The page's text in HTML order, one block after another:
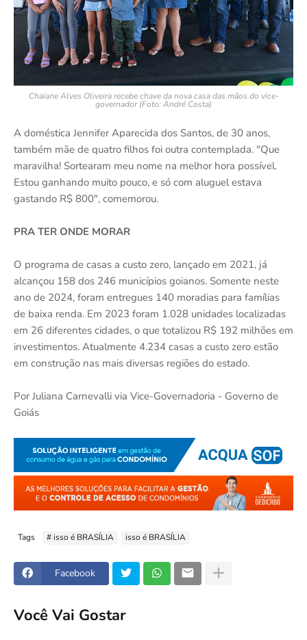
Chaiane Alves Oliveira recebe chave da nova casa das mãos do vice-
governador (Foto: André Costa)
A doméstica Jennifer Aparecida dos Santos, de 30 anos,
também mãe de quatro filhos foi outra contemplada. "Que
maravilha! Sortearam meu nome na melhor hora possível.
Estou ganhando muito pouco, e só com aluguel estava
gastando R$ 800", comemorou.
PRA TER ONDE MORAR
O programa de casas a custo zero, lançado em 2021, já
alcançou 158 dos 246 municípios goianos. Somente neste
ano de 2024, foram entregues 140 moradias para famílias
de baixa renda. Em 2023 foram 1.028 unidades localizadas
em 26 diferentes cidades, o que totalizou R$ 192 milhões em
investimentos. Atualmente 4.234 casas a custo zero estão
em construção nas mais diversas regiões do estado.
Por Juliana Carnevalli via Vice-Governadoria - Governo de
Goiás
Tags # isso é BRASÍLIA isso é BRASÍLIA
Facebook
Você Vai Gostar